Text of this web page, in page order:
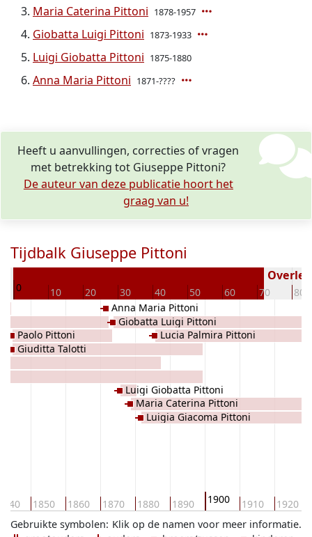
Maria Caterina Pittoni 1878-1957
Giobatta Luigi Pittoni 1873-1933
Luigi Giobatta Pittoni 1875-1880
Anna Maria Pittoni 1871-????
Heeft u aanvullingen, correcties of vragen
met betrekking tot Giuseppe Pittoni?
De auteur van deze publicatie hoort het
graag van u!
Tijdbalk Giuseppe Pittoni
0 10 20 30 40 50 60 70 80
1850 1860 1870 1880 1890 1900 1910 1920
Paolo Pittoni
Giuditta Talotti
Anna Maria Pittoni
Giobatta Luigi Pittoni
Luigi Giobatta Pittoni
Maria Caterina Pittoni
Luigia Giacoma Pittoni
Lucia Palmira Pittoni
Klik op de namen voor meer informatie.
Gebruikte symbolen: